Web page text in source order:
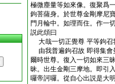
極微塵量等如來像。復聚爲
鉤菩薩身。於世尊金剛摩尼
門月輪中。如理而住。作一
説此頌曰
大哉一切正覺尊 平等鉤召
由我普遍鉤召故 即得集會
爾時世尊。復入一切如來三
昧。出生金剛三摩地。即引
囉帝訶囉。從自心出説是大